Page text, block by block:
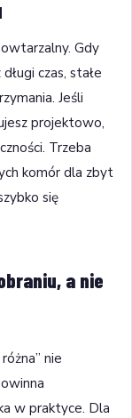
Gdy
czas, stałe
Jeśli
projektowo,
Trzeba
komór dla zbyt
się
a nie
nie
w praktyce. Dla